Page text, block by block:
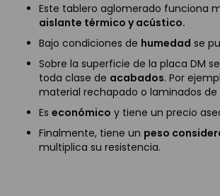
Este tablero aglomerado funciona
aislante térmico y acústico.
Bajo condiciones de humedad se
Sobre la superficie de la placa DM
toda clase de acabados. Por
material rechapado o laminados de
Es económico y tiene un precio
Finalmente, tiene un peso
multiplica su resistencia.